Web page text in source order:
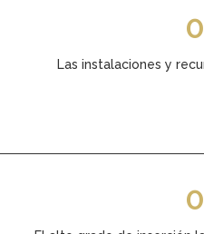
Las instalaciones y